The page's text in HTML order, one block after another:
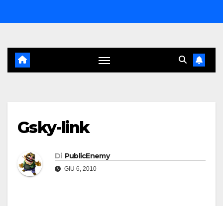
al
Gsky-link
Di PublicEnemy
GIU 6, 2010